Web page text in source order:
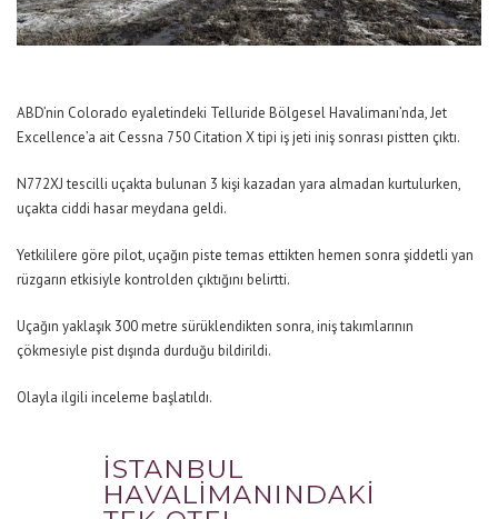
ABD’nin Colorado eyaletindeki Telluride Bölgesel Havalimanı’nda, Jet
Excellence’a ait Cessna 750 Citation X tipi iş jeti iniş sonrası pistten çıktı.
N772XJ tescilli uçakta bulunan 3 kişi kazadan yara almadan kurtulurken,
uçakta ciddi hasar meydana geldi.
Yetkililere göre pilot, uçağın piste temas ettikten hemen sonra şiddetli yan
rüzgarın etkisiyle kontrolden çıktığını belirtti.
Uçağın yaklaşık 300 metre sürüklendikten sonra, iniş takımlarının
çökmesiyle pist dışında durduğu bildirildi.
Olayla ilgili inceleme başlatıldı.